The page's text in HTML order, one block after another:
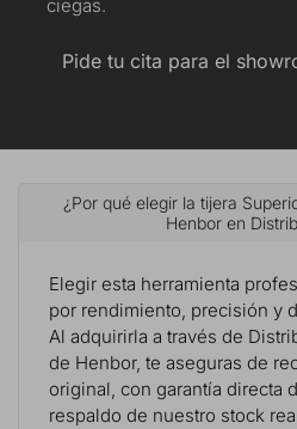
ciegas.
Pide tu cita para el
¿Por qué elegir la tijera
Henbor en
Elegir esta herramienta
por rendimiento, precisión y
Al adquirirla a través de
de Henbor, te aseguras de
original, con garantía directa
respaldo de nuestro stock